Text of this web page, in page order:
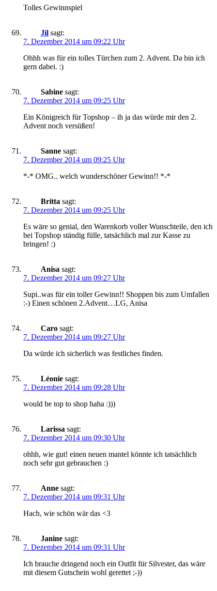
Tolles Gewinnspiel
Jil sagt:
7. Dezember 2014 um 09:22 Uhr
Ohhh was für ein tolles Türchen zum 2. Advent. Da bin ich
gern dabei. :)
Sabine sagt:
7. Dezember 2014 um 09:25 Uhr
Ein Königreich für Topshop – ih ja das würde mir den 2.
Advent noch versüßen!
Sanne sagt:
7. Dezember 2014 um 09:25 Uhr
*-* OMG.. welch wunderschöner Gewinn!! *-*
Britta sagt:
7. Dezember 2014 um 09:25 Uhr
Es wäre so genial, den Warenkorb voller Wunschteile, den ich
bei Topshop ständig fülle, tatsächlich mal zur Kasse zu
bringen! :)
Anisa sagt:
7. Dezember 2014 um 09:27 Uhr
Supi..was für ein toller Gewinn!! Shoppen bis zum Umfallen
:-) Einen schönen 2.Advent…LG, Anisa
Caro sagt:
7. Dezember 2014 um 09:27 Uhr
Da würde ich sicherlich was festliches finden.
Léonie sagt:
7. Dezember 2014 um 09:28 Uhr
would be top to shop haha :)))
Larissa sagt:
7. Dezember 2014 um 09:30 Uhr
ohhh, wie gut! einen neuen mantel könnte ich tatsächlich
noch sehr gut gebrauchen :)
Anne sagt:
7. Dezember 2014 um 09:31 Uhr
Hach, wie schön wär das <3
Janine sagt:
7. Dezember 2014 um 09:31 Uhr
Ich brauche dringend noch ein Outfit für Silvester, das wäre
mit diesem Gutschein wohl gerettet ;-))